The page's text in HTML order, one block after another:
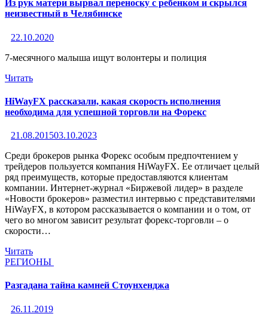
Из рук матери вырвал переноску с ребенком и скрылся
неизвестный в Челябинске
22.10.2020
7-месячного малыша ищут волонтеры и полиция
Читать
HiWayFX рассказали, какая скорость исполнения
необходима для успешной торговли на Форекс
21.08.201503.10.2023
Среди брокеров рынка Форекс особым предпочтением у
трейдеров пользуется компания HiWayFX. Ее отличает целый
ряд преимуществ, которые предоставляются клиентам
компании. Интернет-журнал «Биржевой лидер» в разделе
«Новости брокеров» разместил интервью с представителями
HiWayFX, в котором рассказывается о компании и о том, от
чего во многом зависит результат форекс-торговли – о
скорости…
Читать
РЕГИОНЫ
Разгадана тайна камней Стоунхенджа
26.11.2019